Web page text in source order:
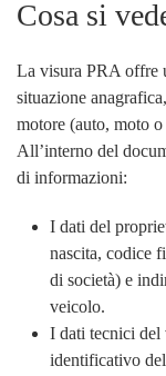
Cosa si
La visura PRA offre
situazione
motore (auto, moto
All’interno del
di informazioni:
I dati del
nascita, codice
di società) e
veicolo.
I dati tecnici del
identificativo